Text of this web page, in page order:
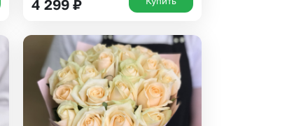
4 299 ₽